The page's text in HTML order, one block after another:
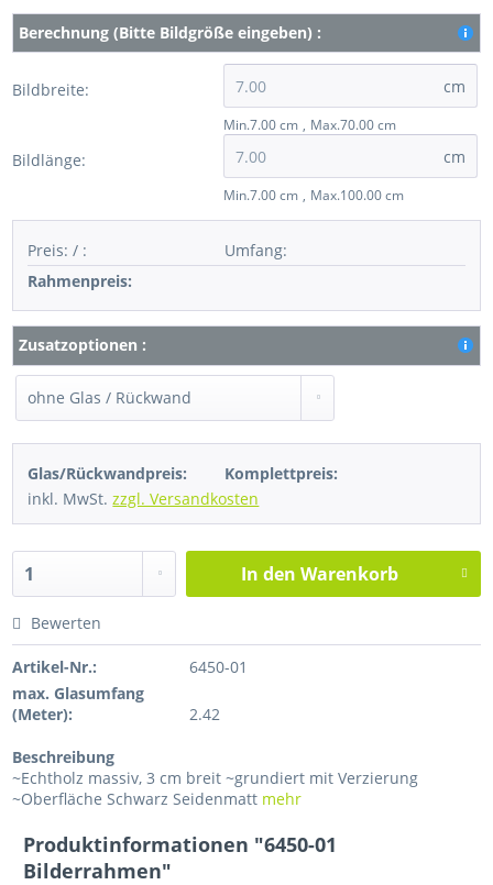
Berechnung (Bitte Bildgröße eingeben) :
Bildbreite: cm
Min.7.00 cm Max.70.00 cm
Bildlänge: cm
Min.7.00 cm Max.100.00 cm
Preis: / : Umfang:
Rahmenpreis:
Zusatzoptionen :
Glas/Rückwandpreis:
Komplettpreis:
inkl. MwSt.zzgl. Versandkosten
In den Warenkorb
Bewerten
Artikel-Nr.:
6450-01
max. Glasumfang
(Meter):
2.42
Beschreibung
~Echtholz massiv, 3 cm breit ~grundiert mit Verzierung
~Oberfläche Schwarz Seidenmatt mehr
Produktinformationen "6450-01
Bilderrahmen"